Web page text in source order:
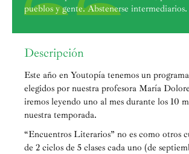
pueblos y gente. Abstenerse intermediarios.
Descripción
Este año en Youtopía tenemos un
elegidos por nuestra profesora María
iremos leyendo uno al mes durante los 10
nuestra temporada.
“Encuentros Literarios” no es como otros
de 2 ciclos de 5 clases cada uno (de